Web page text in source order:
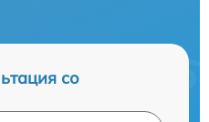
со